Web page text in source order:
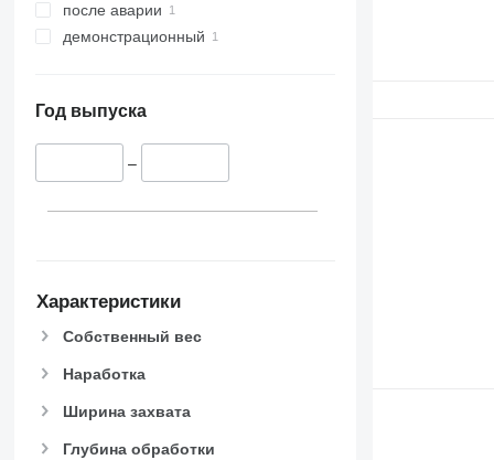
после аварии
демонстрационный
Год выпуска
–
Характеристики
Собственный вес
Наработка
Ширина захвата
Глубина обработки